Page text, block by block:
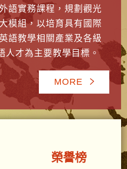
語實務課程，規劃觀光
模組，以培育具有國際
語教學相關產業及各級
人才為主要教學目標。
MORE
榮譽榜